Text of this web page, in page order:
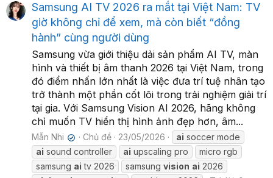
Samsung AI TV 2026 ra mắt tại Việt Nam: TV
giờ không chỉ để xem, mà còn biết “đồng
hành” cùng người dùng
Samsung vừa giới thiệu dải sản phẩm AI TV, màn
hình và thiết bị âm thanh 2026 tại Việt Nam, trong
đó điểm nhấn lớn nhất là việc đưa trí tuệ nhân tạo
trở thành một phần cốt lõi trong trải nghiệm giải trí
tại gia. Với Samsung Vision AI 2026, hãng không
chỉ muốn TV hiển thị hình ảnh đẹp hơn, âm...
Mẫn Nhi ✔ Chủ đề 23/05/2026 ai soccer mode
ai sound controller ai upscaling pro
micro rgb
samsung ai tv 2026 samsung vision ai 2026